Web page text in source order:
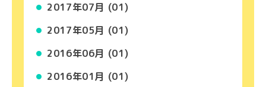
2017年07月 (01)
2017年05月 (01)
2016年06月 (01)
2016年01月 (01)